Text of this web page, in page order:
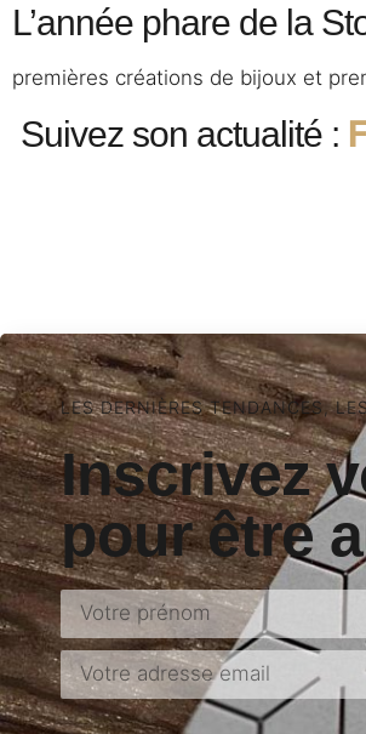
L’année phare de la
premières créations de bijoux et
Suivez son actualité :
LES DERNIÈRES TENDANCES,
Inscrivez
pour être